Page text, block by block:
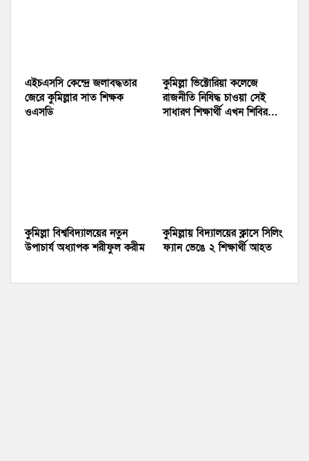
এইচএসসি কেন্দ্রে জলাবদ্ধতার
জেরে কুমিল্লার সাত শিক্ষক
ওএসডি
কুমিল্লা ভিক্টোরিয়া কলেজে
রাজনীতি নিষিদ্ধ চাওয়া সেই
সাধারণ শিক্ষার্থী এখন শিবির…
কুমিল্লা বিশ্ববিদ্যালয়ের নতুন
উপাচার্য অধ্যাপক শরীফুল করীম
কুমিল্লায় বিদ্যালয়ের ক্লাসে সিলিং
ফ্যান ভেঙে ২ শিক্ষার্থী আহত